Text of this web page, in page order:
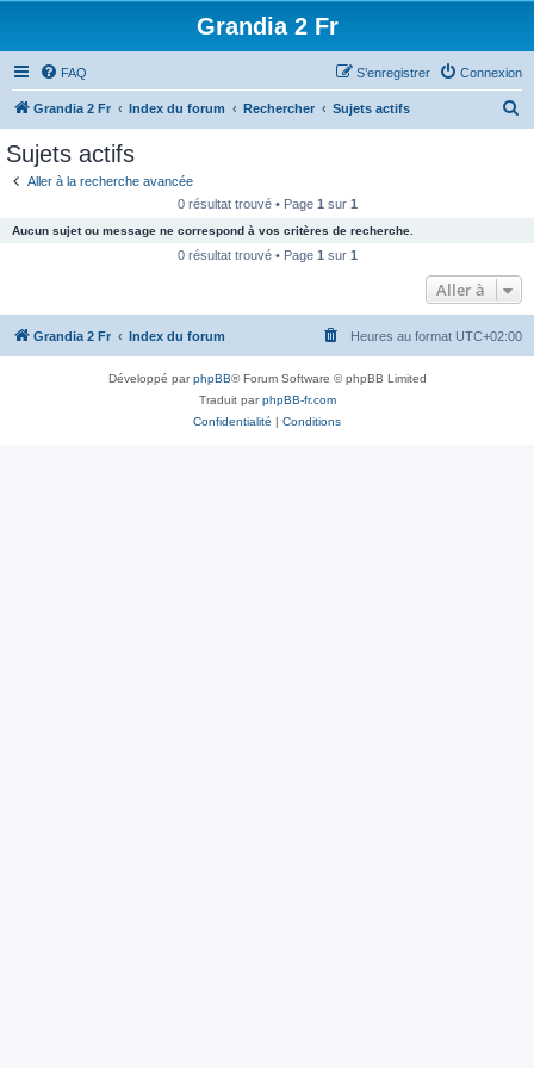
Grandia 2 Fr
FAQ Connexion
S’enregistrer
Grandia 2 Fr Index du forum Rechercher Sujets actifs
c
e
Sujets actifs
Aller à la recherche avancée
0 résultat trouvé • Page 1 sur 1
Aucun sujet ou message ne correspond à vos critères de recherche.
0 résultat trouvé • Page 1 sur 1
Aller à
Grandia 2 Fr Index du forum Heures au format UTC+02:00
Développé parphpBB® Forum Software © phpBB Limited
Traduit parphpBB-fr.com
Confidentialité | Conditions